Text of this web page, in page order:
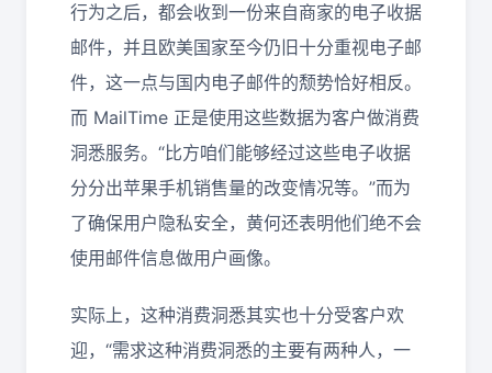
行为之后，都会收到一份来自商家的电子收据
邮件，并且欧美国家至今仍旧十分重视电子邮
件，这一点与国内电子邮件的颓势恰好相反。
而 MailTime 正是使用这些数据为客户做消费
洞悉服务。“比方咱们能够经过这些电子收据
分分出苹果手机销售量的改变情况等。”而为
了确保用户隐私安全，黄何还表明他们绝不会
使用邮件信息做用户画像。
实际上，这种消费洞悉其实也十分受客户欢
迎，“需求这种消费洞悉的主要有两种人，一